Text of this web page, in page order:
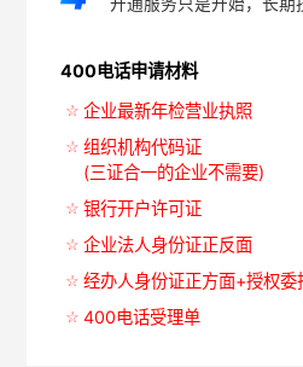
开通服务只是开始，长期
400电话申请材料
企业最新年检营业执照
组织机构代码证
(三证合一的企业不需要)
银行开户许可证
企业法人身份证正反面
经办人身份证正方面+授权委
400电话受理单